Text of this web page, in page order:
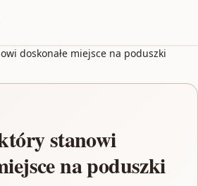
doskonałe miejsce na poduszki
stanowi
na poduszki